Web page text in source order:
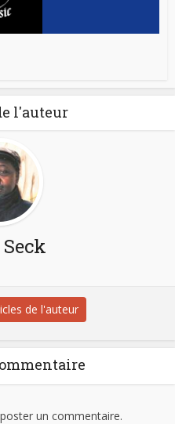
l'auteur
de l'auteur
un commentaire.